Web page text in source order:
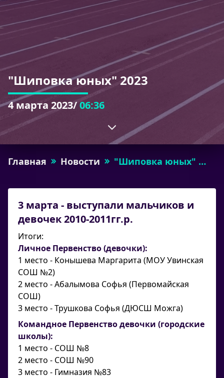
"Шиповка юных" 2023
4 марта 2023/06:36
Главная Новости "Шиповка юных" …
3 марта - выступали мальчиков и
девочек 2010-2011гг.р.
Итоги:
Личное Первенство (девочки):
1 место - Конышева Маргарита (МОУ Увинская
СОШ №2)
2 место - Абалымова Софья (Первомайская
СОШ)
3 место - Трушкова Софья (ДЮСШ Можга)
Командное Первенство девочки (городские
школы):
1 место - СОШ №8
2 место - СОШ №90
3 место - Гимназия №83